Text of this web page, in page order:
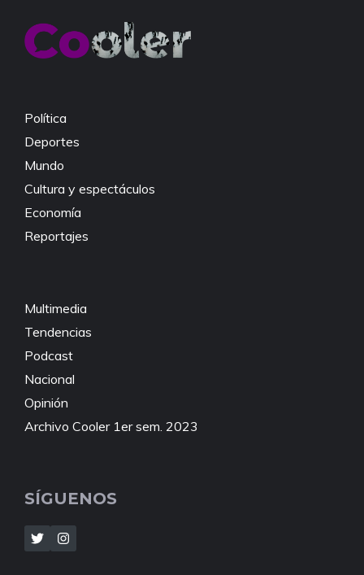
Política
Deportes
Mundo
Cultura y espectáculos
Economía
Reportajes
Multimedia
Tendencias
Podcast
Nacional
Opinión
Archivo Cooler 1er sem. 2023
SÍGUENOS